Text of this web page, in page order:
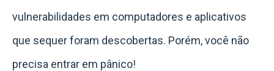
vulnerabilidades em computadores e aplicativos
que sequer foram descobertas. Porém, você não
precisa entrar em pânico!